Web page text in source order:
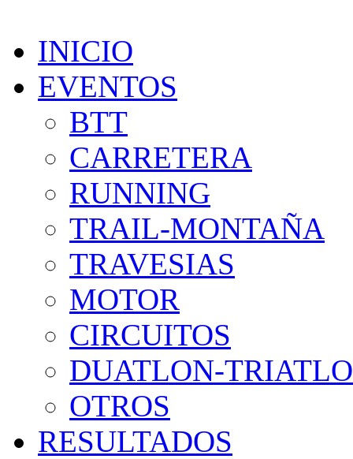
INICIO
EVENTOS
BTT
CARRETERA
RUNNING
TRAIL-MONTAÑA
TRAVESIAS
MOTOR
CIRCUITOS
DUATLON-
OTROS
RESULTADOS